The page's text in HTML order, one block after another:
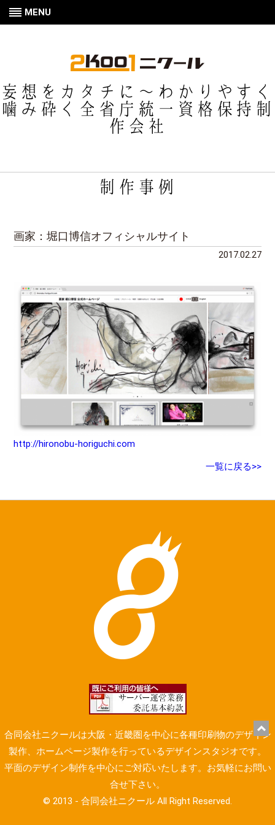
MENU
妄想をカタチに〜わかりやすく
噛み砕く全省庁統一資格保持制
作会社
制作事例
画家：堀口博信オフィシャルサイト
2017.02.27
http://hironobu-horiguchi.com
一覧に戻る>>
合同会社ニクールは大阪・近畿圏を中心に各種印刷物のデザイン
製作、ホームページ製作を行っているデザインスタジオです。
平面のデザイン制作を中心にご対応いたします。お気軽にお問い
合せ下さい。
© 2013 - 合同会社ニクール All Right Reserved.